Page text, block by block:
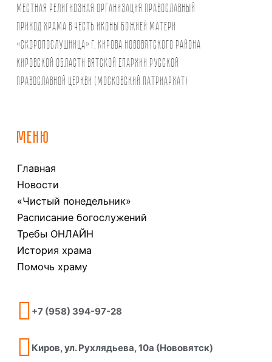
Местная религиозная организация православный
Приход храма в честь иконы Божией Матери
«Скоропослушница» г. Кирова Нововятского района
Кировской области Вятской Епархии Русской
Православной Церкви (Московский Патриархат)
МЕНЮ
Главная
Новости
«Чистый понедельник»
Расписание богослужений
Требы ОНЛАЙН
История храма
Помочь храму
+7 (958) 394-97-28
Киров, ул. Рухлядьева, 10а (Нововятск)